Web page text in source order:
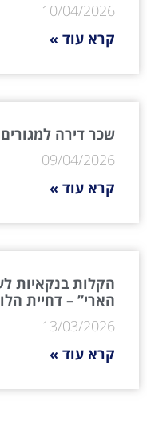
10/04/2026
קרא עוד »
שכר דירה למגורים 2026
09/04/2026
קרא עוד »
הקלות בנקאיות
הארי” – דחיית
13/03/2026
קרא עוד »